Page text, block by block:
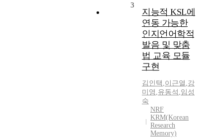
3
지능적 KSL에
연동 가능한
인지언어학적
발음 및 맞춤
법 교육 모듈
구현
김인택 ,이근열 ,강
미영 ,유동석 ,임성
숙
NRF
KRM(Korean
Research
Memory)